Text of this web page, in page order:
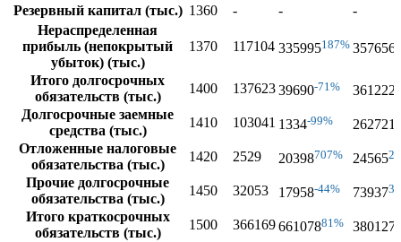
Резервный капитал (тыс.) 1360 - -
-
Нераспределенная
прибыль (непокрытый
убыток) (тыс.)
1370 117104 335995187% 357656
Итого долгосрочных
обязательств (тыс.)
1400 13762339690-71% 361222
Долгосрочные заемные
средства (тыс.)
1410 103041 1334-99% 262721
Отложенные налоговые
обязательства (тыс.)
1420 2529 20398707% 24565
Прочие долгосрочные
обязательства (тыс.)
1450 32053 17958-44% 73937
Итого краткосрочных
обязательств (тыс.)
1500 36616966107881% 380127